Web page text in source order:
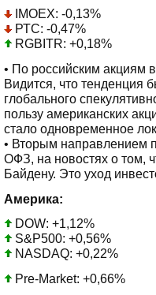
IMOEX: -0,13%
РТС: -0,47%
RGBITR: +0,18%
• По российским акциям
Видится, что тенденция
глобального
пользу американских
стало одновременное
• Вторым направлением
ОФЗ, на новостях о том,
Байдену. Это уход
Америка:
DOW: +1,12%
S&P500: +0,56%
NASDAQ: +0,22%
Pre-Market: +0,66%